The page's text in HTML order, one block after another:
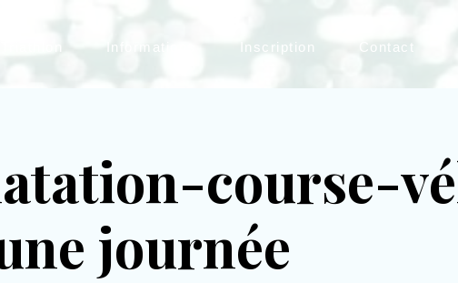
Informations Inscription Contact
course-
journée